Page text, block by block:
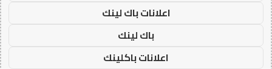
اعلانات باك لينك
باك لينك
اعلانات باكلينك